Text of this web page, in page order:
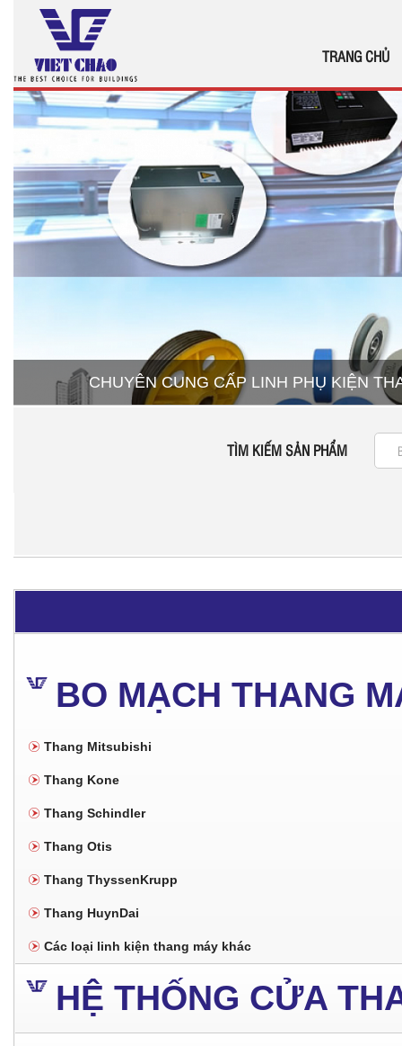
TRANG CHỦ
CHUYÊN CUNG CẤP LINH PHỤ KIỆN
TÌM KIẾM SẢN PHẨM
BO MẠCH THANG
Thang Mitsubishi
Thang Kone
Thang Schindler
Thang Otis
Thang ThyssenKrupp
Thang HuynDai
Các loại linh kiện thang máy khác
HỆ THỐNG CỬA